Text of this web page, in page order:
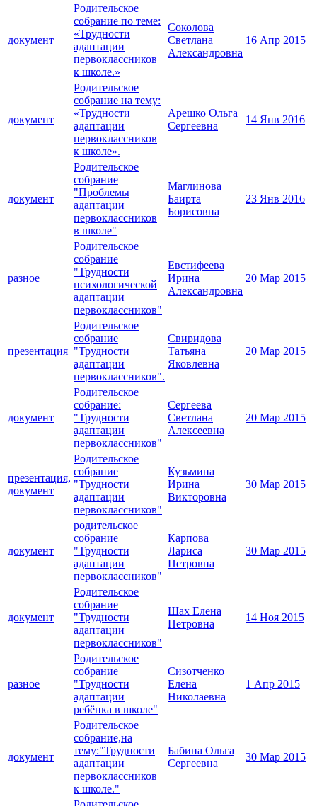
документ
Родительское
собрание по теме:
«Трудности
адаптации
первоклассников
к школе.»
Соколова
Светлана
Александровна
16 Апр 2015
документ
Родительское
собрание на тему:
«Трудности
адаптации
первоклассников
к школе».
Арешко Ольга
Сергеевна
14 Янв 2016
документ
Родительское
собрание
"Проблемы
адаптации
первоклассников
в школе"
Маглинова
Баирта
Борисовна
23 Янв 2016
разное
Родительское
собрание
"Трудности
психологической
адаптации
первоклассников"
Евстифеева
Ирина
Александровна
20 Мар 2015
презентация
Родительское
собрание
"Трудности
адаптации
первоклассников".
Свиридова
Татьяна
Яковлевна
20 Мар 2015
документ
Родительское
собрание:
"Трудности
адаптации
первоклассников"
Сергеева
Светлана
Алексеевна
20 Мар 2015
презентация,
документ
Родительское
собрание
"Трудности
адаптации
первоклассников"
Кузьмина
Ирина
Викторовна
30 Мар 2015
документ
родительское
собрание
"Трудности
адаптации
первоклассников"
Карпова
Лариса
Петровна
30 Мар 2015
документ
Родительское
собрание
"Трудности
адаптации
первоклассников"
Шах Елена
Петровна
14 Ноя 2015
разное
Родительское
собрание
"Трудности
адаптации
ребёнка в школе"
Сизотченко
Елена
Николаевна
1 Апр 2015
документ
Родительское
собрание,на
тему:"Трудности
адаптации
первоклассников
к школе."
Бабина Ольга
Сергеевна
30 Мар 2015